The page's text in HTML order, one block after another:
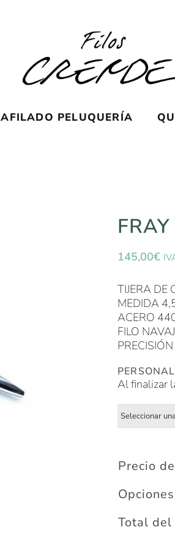
AFILADO PELUQUERÍA
145,00€
TIJERA DE
MEDIDA
ACERO
FILO
Al finalizar
Precio
Total